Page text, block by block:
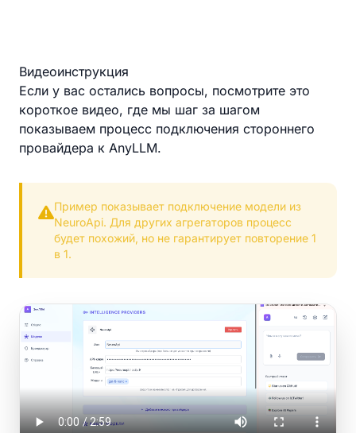
Видеоинструкция
Если у вас остались вопросы, посмотрите это
короткое видео, где мы шаг за шагом
показываем процесс подключения стороннего
провайдера к AnyLLM.
Пример показывает подключение модели из
NeuroApi. Для других агрегаторов процесс
будет похожий, но не гарантирует повторение 1
в 1.